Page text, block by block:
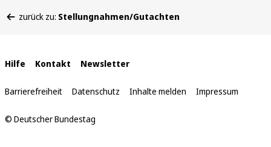
befinden
zurück zu: Stellungnahmen/Gutachten
Interne
Links
Hilfe Kontakt Newsletter
Barrierefreiheit Datenschutz Inhalte melden Impressum
© Deutscher Bundestag